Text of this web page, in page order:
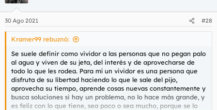
30 Ago 2021 #28
Kramer99 rebuznó:
Se suele definir como vividor a las personas que no pegan palo
al agua y viven de su jeta, del interés y de aprovecharse de
todo lo que les rodea. Para mí un vividor es una persona que
disfruta de su libertad haciendo lo que le sale del pijo,
aprovecha su tiempo, aprende cosas nuevas constantemente y
busca soluciones si hay un problema, no lo hace más grande, y
es feliz con lo que tiene, sea poco o sea mucho, porque se lo